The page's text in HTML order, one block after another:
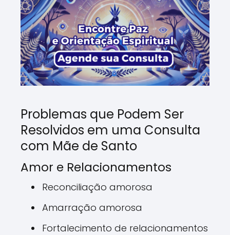
Problemas que Podem Ser
Resolvidos em uma Consulta
com Mãe de Santo
Amor e Relacionamentos
Reconciliação amorosa
Amarração amorosa
Fortalecimento de relacionamentos